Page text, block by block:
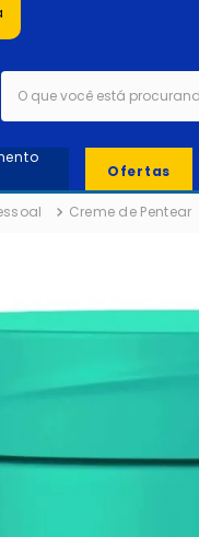
O que você está
Ofertas
Creme de Pentear